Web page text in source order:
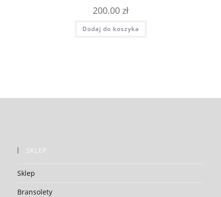
200.00 zł
Dodaj do koszyka
SKLEP
Sklep
Bransolety